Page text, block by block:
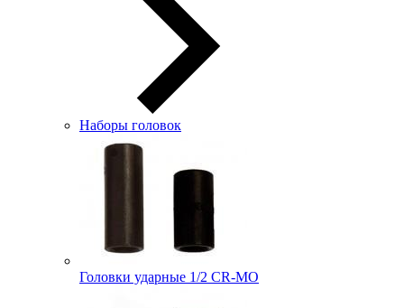
Наборы головок
Головки ударные 1/2 CR-MO